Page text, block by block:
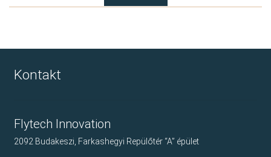
Kontakt
Flytech Innovation
2092 Budakeszi, Farkashegyi Repülőtér “A” épület